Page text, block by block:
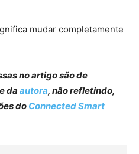
mudar completamente
no artigo são de
da autora, não refletindo,
do Connected Smart